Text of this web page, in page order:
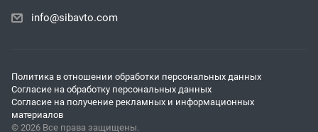
info@sibavto.com
Политика в отношении обработки персональных данных
Согласие на обработку персональных данных
Согласие на получение рекламных и информационных
материалов
© 2026 Все права защищены.